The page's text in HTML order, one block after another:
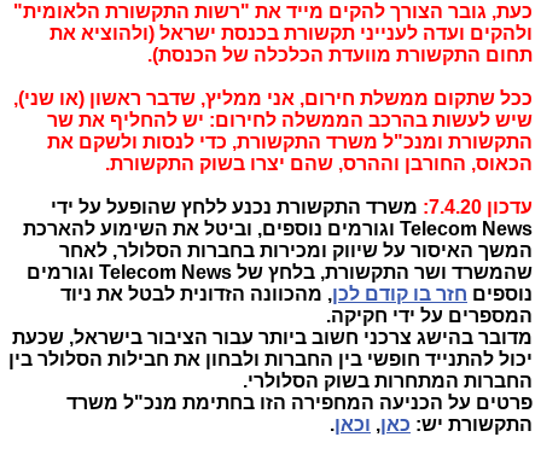
כעת, גובר הצורך להקים מייד את "רשות התקשורת הלאומית"
ולהקים ועדה לענייני תקשורת בכנסת ישראל (ולהוציא את
תחום התקשורת מוועדת הכלכלה של הכנסת).
ככל שתקום ממשלת חירום, אני ממליץ, שדבר ראשון (או שני),
שיש לעשות בהרכב הממשלה לחירום: יש להחליף את שר
התקשורת ומנכ"ל משרד התקשורת, כדי לנסות ולשקם את
הכאוס, החורבן וההרס, שהם יצרו בשוק התקשורת.
עדכון 7.4.20:
משרד התקשורת נכנע ללחץ שהופעל על ידי
Telecom News וגורמים נוספים, וביטל את השימוע להארכת
המשך האיסור על שיווק ומכירות בחברות הסלולר, לאחר
שהמשרד ושר התקשורת, בלחץ של Telecom News וגורמים
נוספים חזר בו קודם לכן, מהכוונה הזדונית לבטל את ניוד
המספרים על ידי חקיקה.
מדובר בהישג צרכני חשוב ביותר עבור הציבור בישראל, שכעת
יכול להתנייד חופשי בין החברות ולבחון את חבילות הסלולר בין
החברות המתחרות בשוק הסלולרי.
פרטים על הכניעה המחפירה הזו בחתימת מנכ"ל משרד
התקשורת יש: כאן, וכאן.